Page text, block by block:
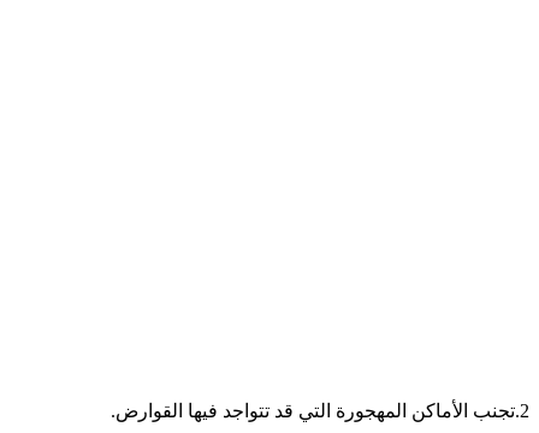
2.تجنب الأماكن المهجورة التي قد تتواجد فيها القوارض.